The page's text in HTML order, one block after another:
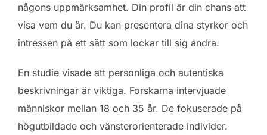
någons uppmärksamhet. Din profil är din chans att
visa vem du är. Du kan presentera dina styrkor och
intressen på ett sätt som lockar till sig andra.
En studie visade att personliga och autentiska
beskrivningar är viktiga. Forskarna intervjuade
människor mellan 18 och 35 år. De fokuserade på
högutbildade och vänsterorienterade individer.